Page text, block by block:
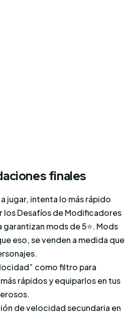
finales
jugar, intenta lo más rápido
los Desafíos de Modificadores
garantizan mods de 5⭐️. Mods
eso, se venden a medida que
como filtro para
rápidos y equiparlos en tus
de velocidad secundaria en